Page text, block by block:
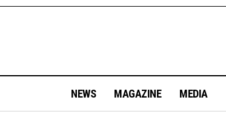
NEWS MAGAZINE MEDIA